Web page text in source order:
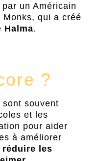
un Américain
Monks, qui a créé
Halma.
?
sont souvent
et les
pour aider
à améliorer
réduire les